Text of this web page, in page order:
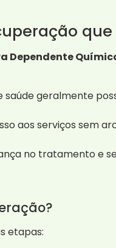
Dependente
geralmente
aos serviços sem
no tratamento e
etapas: